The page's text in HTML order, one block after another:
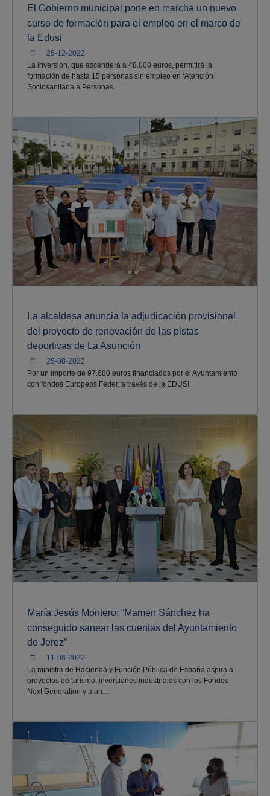
El Gobierno municipal pone en marcha un nuevo
curso de formación para el empleo en el marco de
la Edusi
26-12-2022
La inversión, que ascenderá a 48.000 euros, permitirá la
formación de hasta 15 personas sin empleo en ‘Atención
Sociosanitaria a Personas…
La alcaldesa anuncia la adjudicación provisional
del proyecto de renovación de las pistas
deportivas de La Asunción
25-08-2022
Por un importe de 97.680 euros financiados por el Ayuntamiento
con fondos Europeos Feder, a través de la EDUSI
María Jesús Montero: “Mamen Sánchez ha
conseguido sanear las cuentas del Ayuntamiento
de Jerez”
11-08-2022
La ministra de Hacienda y Función Pública de España aspira a
proyectos de turismo, inversiones industriales con los Fondos
Next Generation y a un…